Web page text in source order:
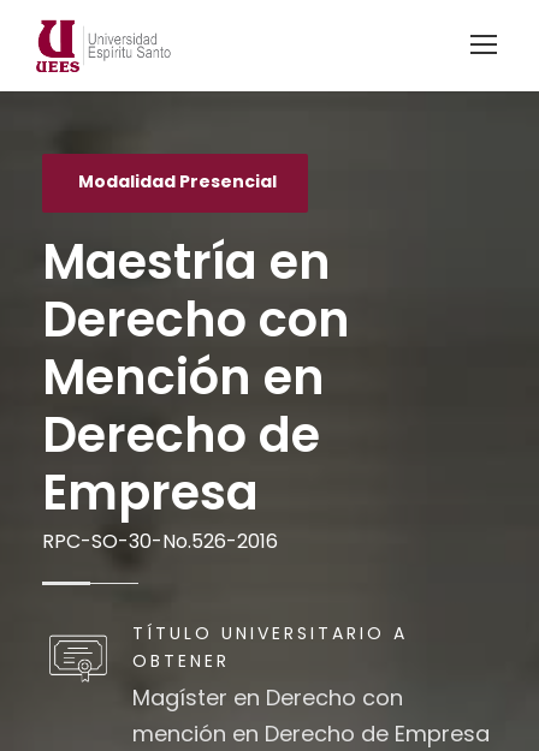
Modalidad Presencial
Maestría en
Derecho con
Mención en
Derecho de
Empresa
RPC-SO-30-No.526-2016
TÍTULO UNIVERSITARIO A
OBTENER
Magíster en Derecho con
mención en Derecho de Empresa